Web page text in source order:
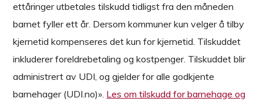
ettåringer utbetales tilskudd tidligst fra den måneden
barnet fyller ett år. Dersom kommuner kun velger å tilby
kjernetid kompenseres det kun for kjernetid. Tilskuddet
inkluderer foreldrebetaling og kostpenger. Tilskuddet blir
administrert av UDI, og gjelder for alle godkjente
barnehager (UDI.no)». Les om tilskudd for barnehage og